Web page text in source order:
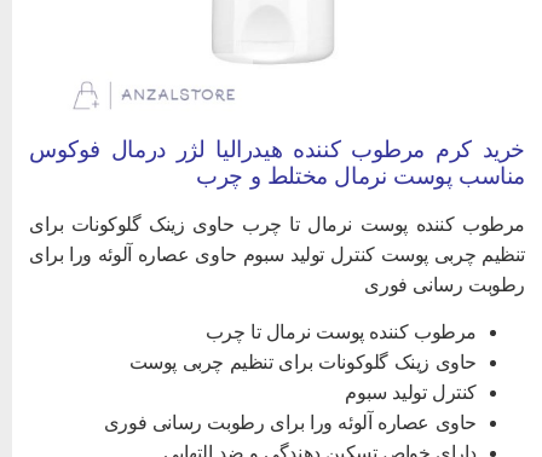
کرم مرطوب کننده هیدرالیا لژر درمال فوکوس
پوست نرمال مختلط و چرب
کننده پوست نرمال تا چرب حاوی زینک گلوکونات برای
چربی پوست کنترل تولید سبوم حاوی عصاره آلوئه ورا برای
رسانی فوری
مرطوب کننده پوست نرمال تا چرب
حاوی زینک گلوکونات برای تنظیم چربی پوست
کنترل تولید سبوم
حاوی عصاره آلوئه ورا برای رطوبت رسانی فوری